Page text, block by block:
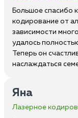
Большое спасибо
кодирование от
зависимости
удалось
Теперь он
наслаждаться
Яна
Лазерное